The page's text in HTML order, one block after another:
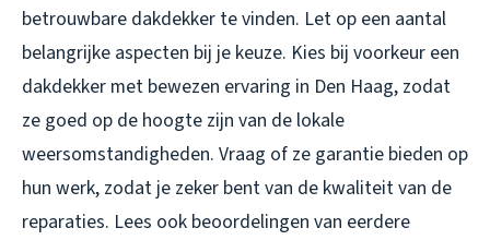
betrouwbare dakdekker te vinden. Let op een aantal
belangrijke aspecten bij je keuze. Kies bij voorkeur een
dakdekker met bewezen ervaring in Den Haag, zodat
ze goed op de hoogte zijn van de lokale
weersomstandigheden. Vraag of ze garantie bieden op
hun werk, zodat je zeker bent van de kwaliteit van de
reparaties. Lees ook beoordelingen van eerdere